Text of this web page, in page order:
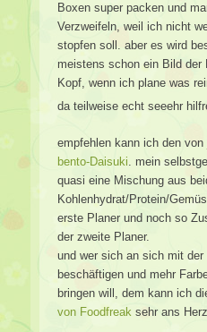
Boxen super packen und
Verzweifeln, weil ich nicht
stopfen soll. aber es wird
meistens schon ein Bild der
Kopf, wenn ich plane was
da teilweise echt seeehr
empfehlen kann ich den von
bento-Daisuki. mein
quasi eine Mischung aus
Kohlenhydrat/Protein/
erste Planer und noch so
der zweite Planer.
und wer sich an sich mit
beschäftigen und mehr
bringen will, dem kann ich
von Foodfreak sehr ans